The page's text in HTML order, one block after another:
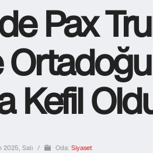
Pax
Kefil
2025, Salı / Oda: Siyaset